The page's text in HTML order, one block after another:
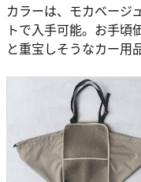
カラーは、モカベージ
トで入手可能。お手頃
と重宝しそうなカー用